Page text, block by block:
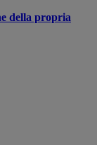
della propria